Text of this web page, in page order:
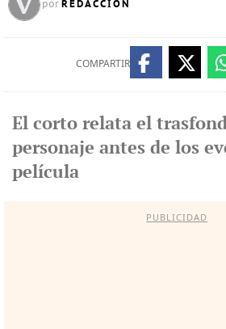
por REDACCIÓN
COMPARTIR
El corto relata el
personaje antes de los
película
PUBLICIDAD